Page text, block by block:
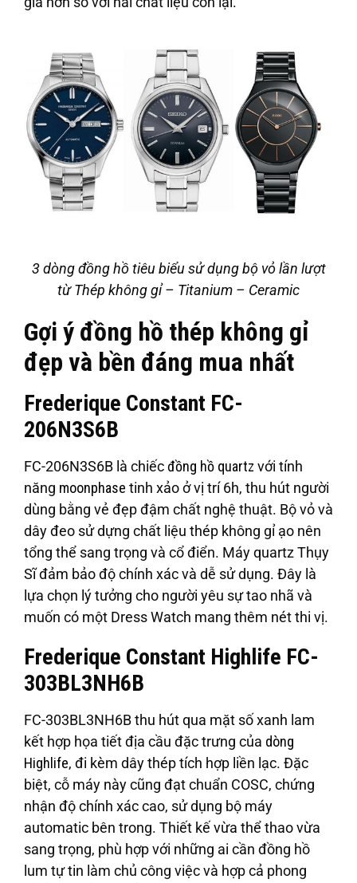
3 dòng đồng hồ tiêu biểu sử dụng bộ vỏ lần lượt
từ Thép không gỉ – Titanium – Ceramic
Gợi ý đồng hồ thép không gỉ
đẹp và bền đáng mua nhất
Frederique Constant FC-
206N3S6B
FC-206N3S6B là chiếcđồng hồ quartz với tính
năng moonphase tinh xảo ở vị trí 6h, thu hút người
dùng bằng vẻ đẹp đậm chất nghệ thuật. Bộ vỏ và
dây đeo sử dựng chất liệu thép không gỉ ạo nên
tổng thể sang trọng và cổ điển. Máy quartz Thụy
Sĩ đảm bảo độ chính xác và dễ sử dụng. Đây là
lựa chọn lý tưởng cho người yêu sự tao nhã và
muốn có một Dress Watch mang thêm nét thi vị.
Frederique Constant Highlife FC-
303BL3NH6B
FC-303BL3NH6B thu hút qua mặt số xanh lam
kết hợp họa tiết địa cầu đặc trưng của dòng
Highlife, đi kèm dây thép tích hợp liền lạc. Đặc
biệt, cỗ máy này cũng đạt chuẩn COSC, chứng
nhận độ chính xác cao, sử dụng bộ máy
automatic bên trong. Thiết kế vừa thể thao vừa
sang trọng, phù hợp với những ai cần đồng hồ
lum tự tin làm chủ công việc và hợp cả phong